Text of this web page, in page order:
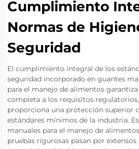
Cumplimiento
Normas de
Seguridad
El cumplimiento integral de los
seguridad incorporado en guantes
para el manejo de alimentos
completa a los requisitos
proporciona una protección superior
estándares mínimos de la industria.
manuales para el manejo de
pruebas rigurosas pasan por